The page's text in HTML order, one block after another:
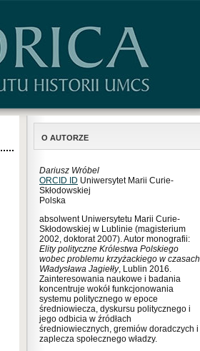
O AUTORZE
Dariusz Wróbel
ORCID ID Uniwersytet Marii Curie-
Skłodowskiej
Polska
absolwent Uniwersytetu Marii Curie-
Skłodowskiej w Lublinie (magisterium
2002, doktorat 2007). Autor monografii:
Elity polityczne Królestwa Polskiego
wobec problemu krzyżackiego w czasach
Władysława Jagiełły, Lublin 2016.
Zainteresowania naukowe i badania
koncentruje wokół funkcjonowania
systemu politycznego w epoce
średniowiecza, dyskursu politycznego i
jego odbicia w źródłach
średniowiecznych, gremiów doradczych i
zaplecza społecznego władzy.